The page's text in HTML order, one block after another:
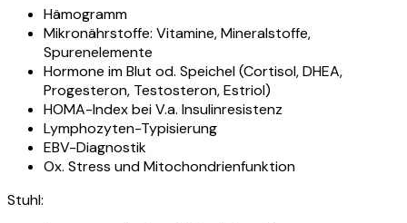
Hämogramm
Mikronährstoffe: Vitamine, Mineralstoffe,
Spurenelemente
Hormone im Blut od. Speichel (Cortisol, DHEA,
Progesteron, Testosteron, Estriol)
HOMA-Index bei V.a. Insulinresistenz
Lymphozyten-Typisierung
EBV-Diagnostik
Ox. Stress und Mitochondrienfunktion
Stuhl: